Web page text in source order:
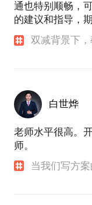
通也特别顺畅，
的建议和指导，
双减背景下
白世烨
老师水平很高。
师。
当我们写方